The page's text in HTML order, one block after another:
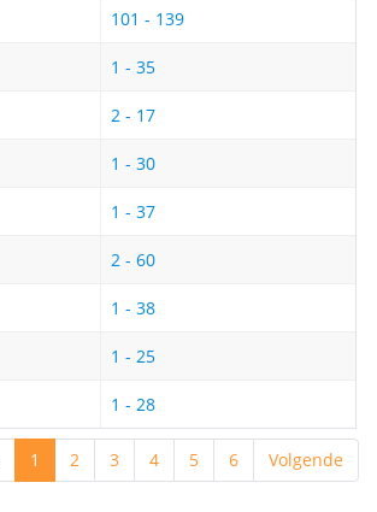
101 - 139
1 - 35
2 - 17
1 - 30
1 - 37
2 - 60
1 - 38
1 - 25
1 - 28
1 2 3 4 5 6 Volgende